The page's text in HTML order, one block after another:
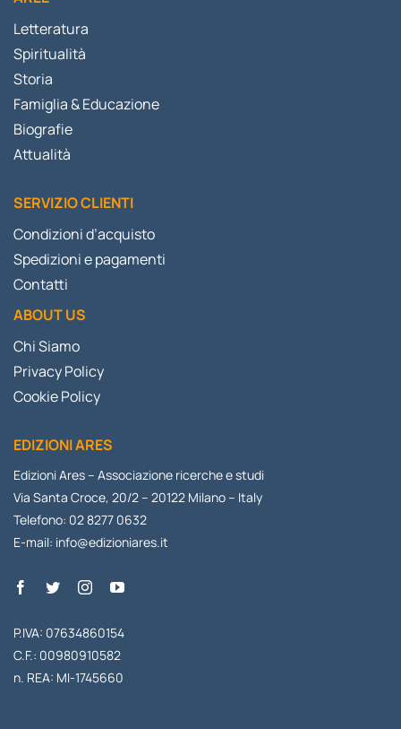
Letteratura
Spiritualità
Storia
Famiglia & Educazione
Biografie
Attualità
SERVIZIO CLIENTI
Condizioni d’acquisto
Spedizioni e pagamenti
Contatti
ABOUT US
Chi Siamo
Privacy Policy
Cookie Policy
EDIZIONI ARES
Edizioni Ares – Associazione ricerche e studi
Via Santa Croce, 20/2 – 20122 Milano – Italy
Telefono: 02 8277 0632
E-mail: info@edizioniares.it
P.IVA: 07634860154
C.F.: 00980910582
n. REA: MI-1745660